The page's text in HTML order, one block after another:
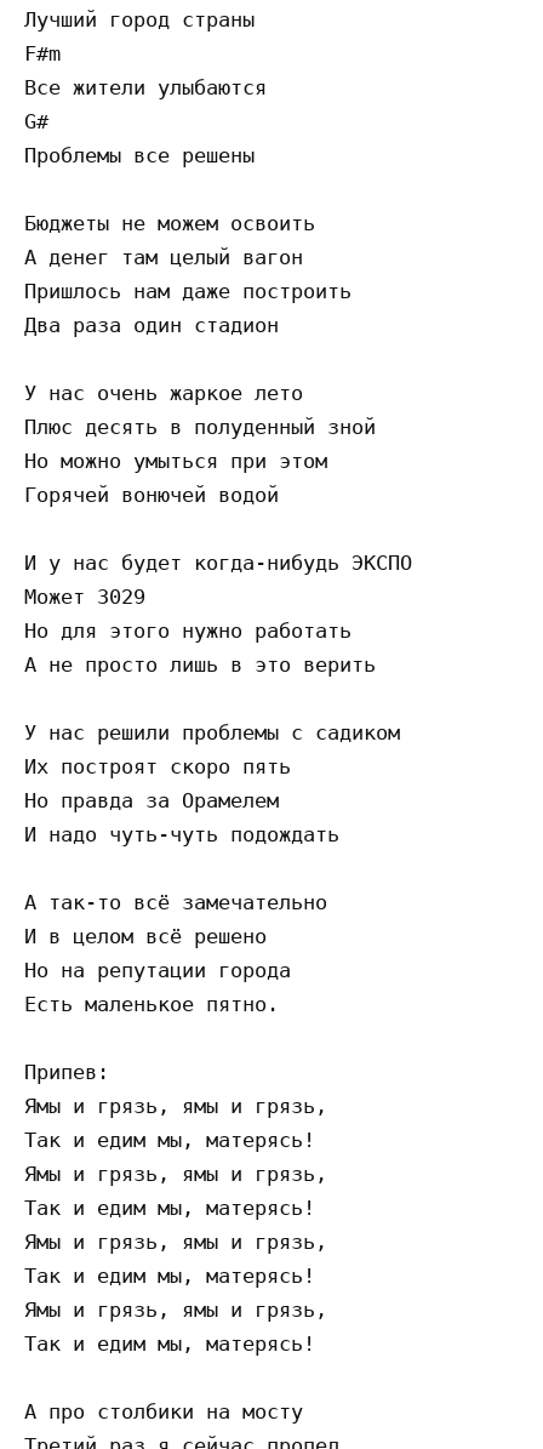
Лучший город страны
F#m
Все жители улыбаются
G#
Проблемы все решены
Бюджеты не можем освоить
А денег там целый вагон
Пришлось нам даже построить
Два раза один стадион
У нас очень жаркое лето
Плюс десять в полуденный зной
Но можно умыться при этом
Горячей вонючей водой
И у нас будет когда-нибудь ЭКСПО
Может 3029
Но для этого нужно работать
А не просто лишь в это верить
У нас решили проблемы с садиком
Их построят скоро пять
Но правда за Орамелем
И надо чуть-чуть подождать
А так-то всё замечательно
И в целом всё решено
Но на репутации города
Есть маленькое пятно.
Припев:
Ямы и грязь, ямы и грязь,
Так и едим мы, матерясь!
Ямы и грязь, ямы и грязь,
Так и едим мы, матерясь!
Ямы и грязь, ямы и грязь,
Так и едим мы, матерясь!
Ямы и грязь, ямы и грязь,
Так и едим мы, матерясь!
А про столбики на мосту